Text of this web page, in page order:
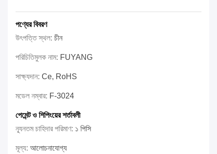
পণ্যের বিবরণ
উৎপত্তি স্থল: চীন
পরিচিতিমুলক নাম: FUYANG
সাক্ষ্যদান: Ce, RoHS
মডেল নম্বার: F-3024
পেমেন্ট ও শিপিংয়ের শর্তাবলী
ন্যূনতম চাহিদার পরিমাণ: ১ পিসি
মূল্য: আলোচনাযোগ্য